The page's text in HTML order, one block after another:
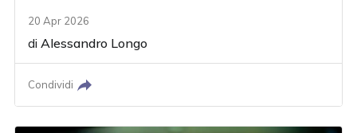
20 Apr 2026
diAlessandro Longo
Condividi